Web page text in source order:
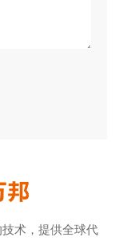
术，提供全球代